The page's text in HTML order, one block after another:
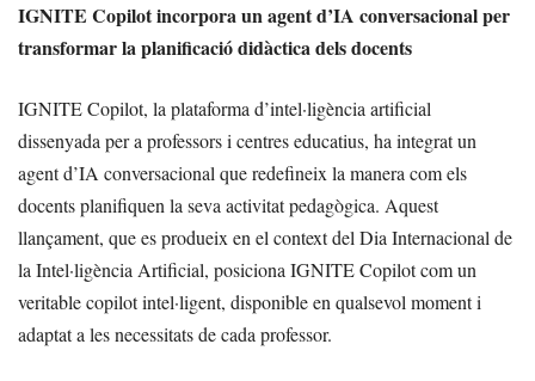
IGNITE Copilot incorpora un agent d’IA conversacional per
transformar la planificació didàctica dels docents
IGNITE Copilot, la plataforma d’intel·ligència artificial
dissenyada per a professors i centres educatius, ha integrat un
agent d’IA conversacional que redefineix la manera com els
docents planifiquen la seva activitat pedagògica. Aquest
llançament, que es produeix en el context del Dia Internacional de
la Intel·ligència Artificial, posiciona IGNITE Copilot com un
veritable copilot intel·ligent, disponible en qualsevol moment i
adaptat a les necessitats de cada professor.